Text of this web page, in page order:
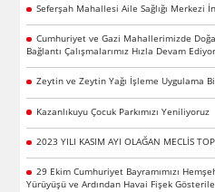
Seferşah Mahallesi Aile Sağlığı Merkezi
Cumhuriyet ve Gazi Mahallerimizde
Bağlantı Çalışmalarımız Hızla Devam
Zeytin ve Zeytin Yağı İşleme Uygulama
Kazanlıkuyu Çocuk Parkımızı Yeniliyoruz
2023 YILI KASIM AYI OLAĞAN MECLİS
29 Ekim Cumhuriyet Bayramımızı
Yürüyüşü ve Ardından Havai Fişek